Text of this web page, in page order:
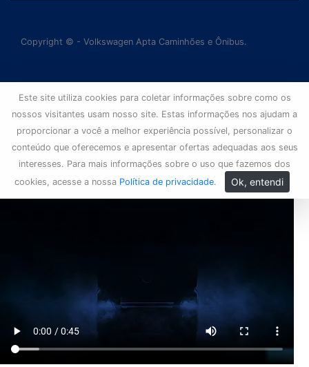
Copyright © - Volkswagen Apta Caminhões e Ônibus.
Este site utiliza cookies para coletar informações sobre como os
nossos visitantes usam nosso site. Estas informações nos ajudam a
proporcionar a você a melhor experiência possível, personalizar o
conteúdo que oferecemos e apresentar ofertas adequadas aos seus
interesses. Para mais informações sobre o uso que fazemos dos
cookies, acesse a nossa Política de privacidade. Ok, entendi